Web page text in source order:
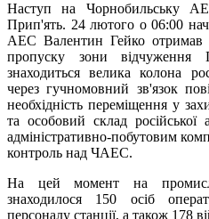
Наступ на Чорнобильську
Прип'ять. 24 лютого о 06:00
АЕС Валентин Гейко отримав
пропуску зони відчуження
знаходиться велика колона
через гучномовний зв'язок
необхідність переміщення у
та особовий склад російської
адміністративно-побутовим
контроль над ЧАЕС.
На цей момент на
знаходилося 150 осіб
персоналу станції, а також 178